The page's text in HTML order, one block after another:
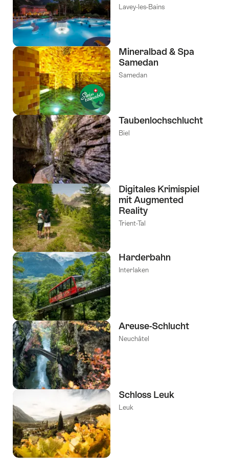
Lavey-les-Bains
Mineralbad & Spa
Samedan
Samedan
Taubenlochschlucht
Biel
Digitales Krimispiel
mit Augmented
Reality
Trient-Tal
Harderbahn
Interlaken
Areuse-Schlucht
Neuchâtel
Schloss Leuk
Leuk